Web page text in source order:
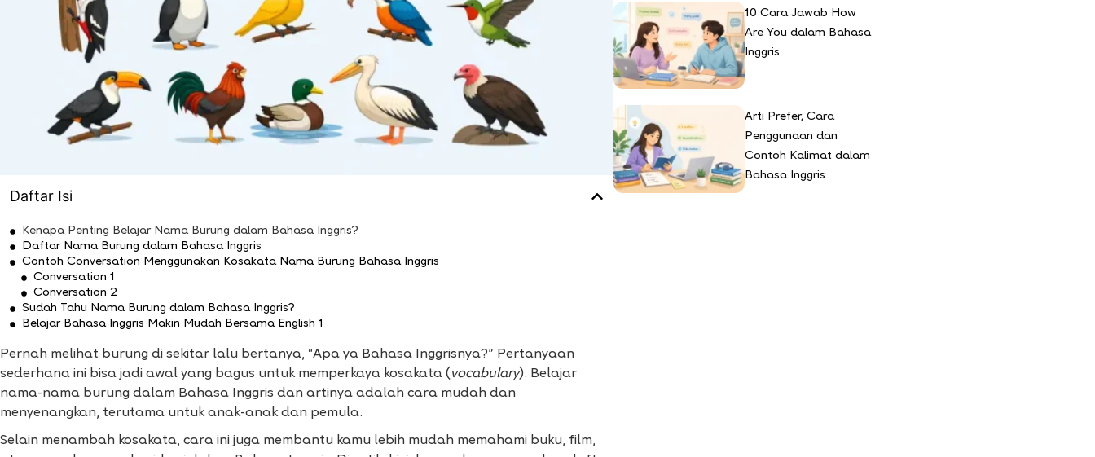
Daftar Isi
Kenapa Penting Belajar Nama Burung dalam Bahasa Inggris?
Daftar Nama Burung dalam Bahasa Inggris
Contoh Conversation Menggunakan Kosakata Nama Burung Bahasa Inggris
Conversation 1
Conversation 2
Sudah Tahu Nama Burung dalam Bahasa Inggris?
Belajar Bahasa Inggris Makin Mudah Bersama English 1
Pernah melihat burung di sekitar lalu bertanya, “Apa ya Bahasa Inggrisnya?” Pertanyaan
sederhana ini bisa jadi awal yang bagus untuk memperkaya kosakata ( vocabulary). Belajar
nama-nama burung dalam Bahasa Inggris dan artinya adalah cara mudah dan
menyenangkan, terutama untuk anak-anak dan pemula.
Selain menambah kosakata, cara ini juga membantu kamu lebih mudah memahami buku, film,
10 Cara Jawab How
Are You dalam Bahasa
Inggris
Arti Prefer, Cara
Penggunaan dan
Contoh Kalimat dalam
Bahasa Inggris